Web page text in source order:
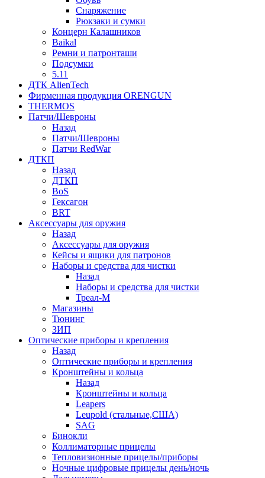
Снаряжение
Рюкзаки и сумки
Концерн Калашников
Baikal
Ремни и патронташи
Подсумки
5.11
ДТК AlienTech
Фирменная продукция ORENGUN
THERMOS
Патчи/Шевроны
Назад
Патчи/Шевроны
Патчи RedWar
ДТКП
Назад
ДТКП
BoS
Гексагон
BRT
Аксессуары для оружия
Назад
Аксессуары для оружия
Кейсы и ящики для патронов
Наборы и средства для чистки
Назад
Наборы и средства для чистки
Треал-М
Магазины
Тюнинг
ЗИП
Оптические приборы и крепления
Назад
Оптические приборы и крепления
Кронштейны и кольца
Назад
Кронштейны и кольца
Leapers
Leupold (стальные,США)
SAG
Бинокли
Коллиматорные прицелы
Тепловизионные прицелы/приборы
Ночные цифровые прицелы день/ночь